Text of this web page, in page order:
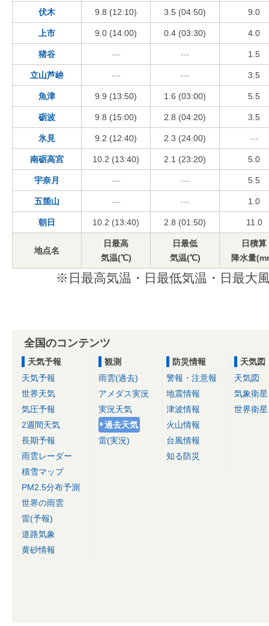
伏木 9.8 (12:10) 3.5 (04:50) 9.0
上市 9.0 (14:00) 0.4 (03:30) 4.0
猪谷 --- --- 1.5
立山芦峅 --- --- 3.5
魚津 9.9 (13:50) 1.6 (03:00) 5.5
砺波 9.8 (15:00) 2.8 (04:20) 3.5
氷見 9.2 (12:40) 2.3 (24:00) ---
南砺高宮 10.2 (13:40) 2.1 (23:20) 5.0
宇奈月 --- --- 5.5
五箇山 --- --- 1.0
朝日 10.2 (13:40) 2.8 (01:50) 11.0
地点名
日最高
気温(℃)
日最低
気温(℃)
日積算
降水量
※日最高気温・日最低気温・日最大
全国のコンテンツ
天気予報
天気予報
世界天気
気圧予報
2週間天気
長期予報
雨雲レーダー
積雪マップ
PM2.5分布予測
世界の雨雲
雷(予報)
道路気象
黄砂情報
観測
雨雲(過去)
アメダス実況
実況天気
過去天気
雷(実況)
防災情報
警報・注意報
地震情報
津波情報
火山情報
台風情報
知る防災
天気図
天気図
気象衛星
世界衛星